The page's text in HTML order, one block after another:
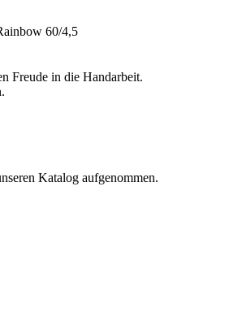
Freude in die Handarbeit.
Katalog aufgenommen.